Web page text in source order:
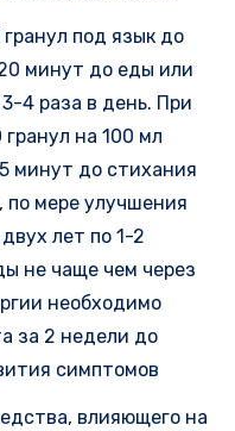
под язык до
минут до еды или
4 раза в день. При
на 100 мл
минут до стихания
по мере улучшения
лет по 1-2
не чаще чем через
необходимо
за 2 недели до
симптомов
влияющего на